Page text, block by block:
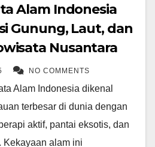
Alam Indonesia
Gunung, Laut, dan
Nusantara
NO COMMENTS
Alam Indonesia dikenal
terbesar di dunia dengan
aktif, pantai eksotis, dan
Kekayaan alam ini